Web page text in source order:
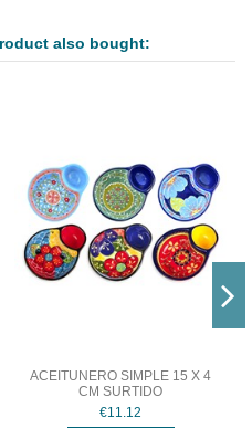
also bought:
ACEITUNERO SIMPLE 15 X 4
CM SURTIDO
€11.12